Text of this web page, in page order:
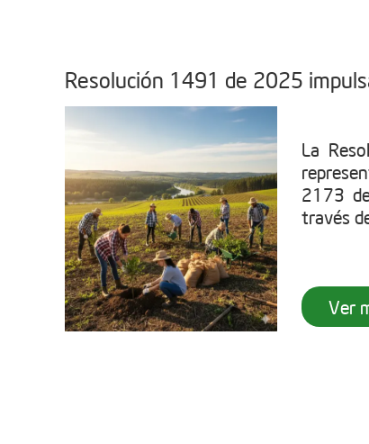
Resolución 1491 de 2025
La
2173
través
Ver